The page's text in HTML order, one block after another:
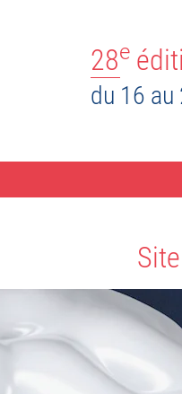
28e
du 16